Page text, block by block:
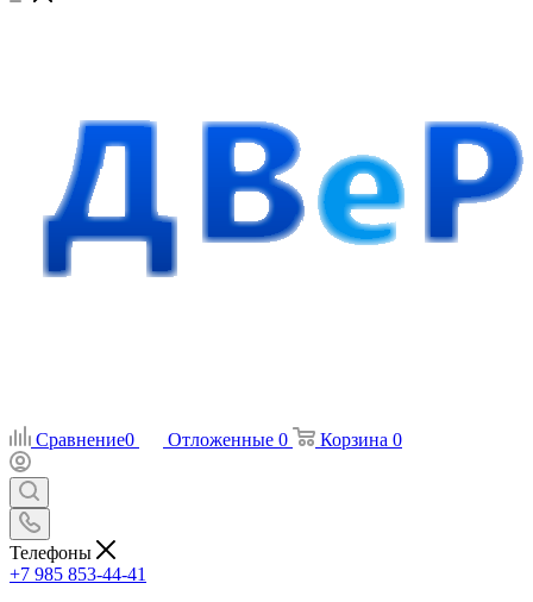
Сравнение0 Отложенные 0 Корзина 0
Телефоны
+7 985 853-44-41